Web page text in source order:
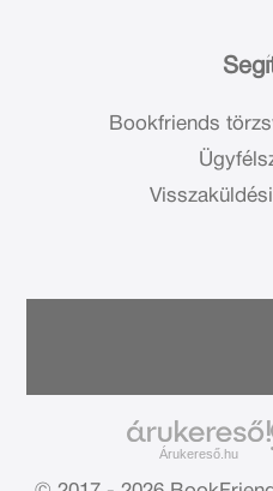
Bookfriends
Árukereső.hu